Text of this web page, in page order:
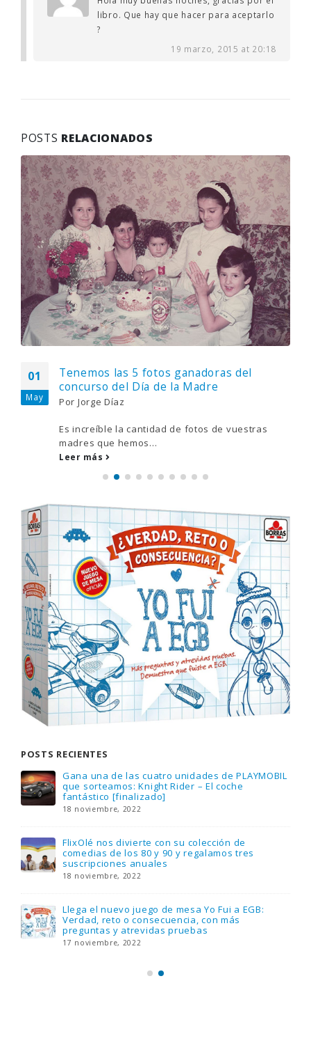
libro. Que hay que hacer para aceptarlo
?
19 marzo, 2015 at 20:18
POSTS RELACIONADOS
01
May
Tenemos las 5 fotos ganadoras del
concurso del Día de la Madre
Por Jorge Díaz
Es increíble la cantidad de fotos de vuestras
madres que hemos...
Leer más
POSTS RECIENTES
Gana una de las cuatro unidades de PLAYMOBIL
que sorteamos: Knight Rider – El coche
fantástico [finalizado]
18 noviembre, 2022
FlixOlé nos divierte con su colección de
comedias de los 80 y 90 y regalamos tres
suscripciones anuales
18 noviembre, 2022
Llega el nuevo juego de mesa Yo Fui a EGB:
Verdad, reto o consecuencia, con más
preguntas y atrevidas pruebas
17 noviembre, 2022